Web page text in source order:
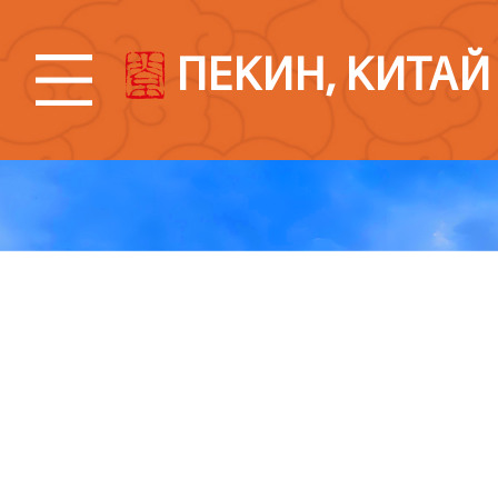
ПЕКИН, КИТАЙ